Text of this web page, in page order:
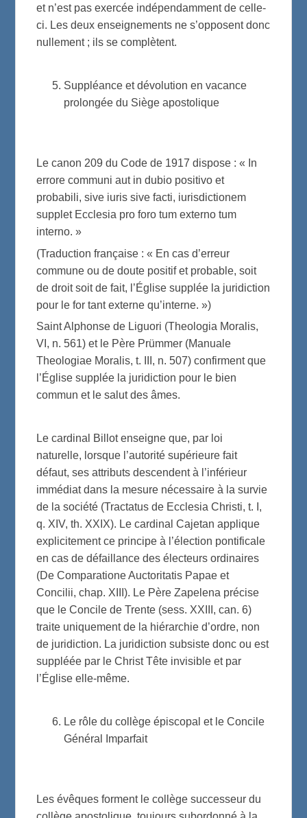
et n’est pas exercée indépendamment de celle-
ci. Les deux enseignements ne s’opposent donc
nullement ; ils se complètent.
Suppléance et dévolution en vacance
prolongée du Siège apostolique
Le canon 209 du Code de 1917 dispose : « In
errore communi aut in dubio positivo et
probabili, sive iuris sive facti, iurisdictionem
supplet Ecclesia pro foro tum externo tum
interno. »
(Traduction française : « En cas d’erreur
commune ou de doute positif et probable, soit
de droit soit de fait, l’Église supplée la juridiction
pour le for tant externe qu’interne. »)
Saint Alphonse de Liguori (Theologia Moralis,
VI, n. 561) et le Père Prümmer (Manuale
Theologiae Moralis, t. III, n. 507) confirment que
l’Église supplée la juridiction pour le bien
commun et le salut des âmes.
Le cardinal Billot enseigne que, par loi
naturelle, lorsque l’autorité supérieure fait
défaut, ses attributs descendent à l’inférieur
immédiat dans la mesure nécessaire à la survie
de la société (Tractatus de Ecclesia Christi, t. I,
q. XIV, th. XXIX). Le cardinal Cajetan applique
explicitement ce principe à l’élection pontificale
en cas de défaillance des électeurs ordinaires
(De Comparatione Auctoritatis Papae et
Concilii, chap. XIII). Le Père Zapelena précise
que le Concile de Trente (sess. XXIII, can. 6)
traite uniquement de la hiérarchie d’ordre, non
de juridiction. La juridiction subsiste donc ou est
suppléée par le Christ Tête invisible et par
l’Église elle-même.
Le rôle du collège épiscopal et le Concile
Général Imparfait
Les évêques forment le collège successeur du